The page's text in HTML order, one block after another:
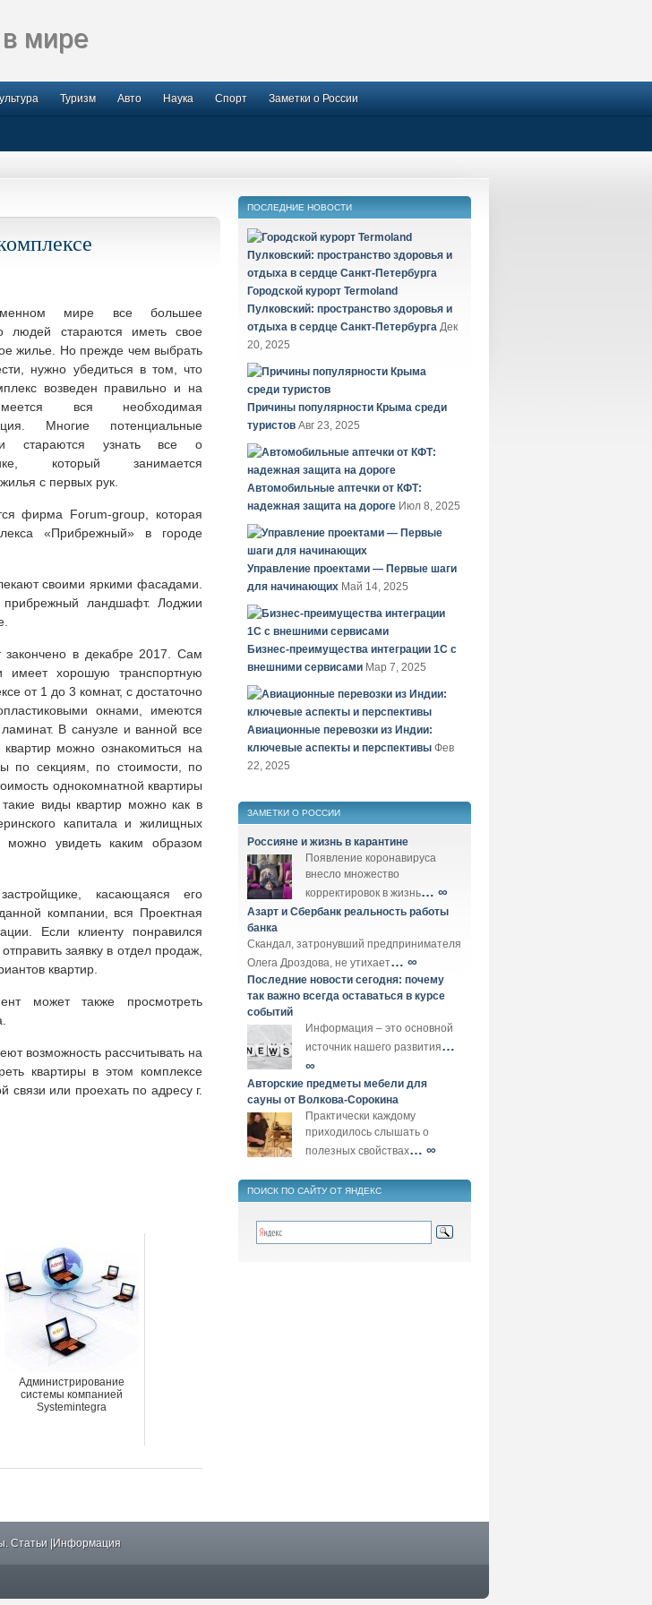
мире
Туризм Авто Наука Спорт Заметки о России
мире все большее
людей стараются иметь свое
жилье. Но прежде чем выбрать
нужно убедиться в том, что
возведен правильно и на
вся необходимая
Многие потенциальные
стараются узнать все о
который занимается
с первых рук.
фирма Forum-group, которая
«Прибрежный» в городе
своими яркими фасадами.
прибрежный ландшафт. Лоджии
закончено в декабре 2017. Сам
имеет хорошую транспортную
от 1 до 3 комнат, с достаточно
окнами, имеются
В санузле и ванной все
можно ознакомиться на
по секциям, по стоимости, по
однокомнатной квартиры
виды квартир можно как в
капитала и жилищных
увидеть каким образом
касающаяся его
компании, вся Проектная
Если клиенту понравился
заявку в отдел продаж,
квартир.
может также просмотреть
возможность рассчитывать на
квартиры в этом комплексе
связи или проехать по адресу г.
Администрирование
системы компанией
Systemintegra
ПОСЛЕДНИЕ НОВОСТИ
Городской курорт Termoland
Пулковский: пространство здоровья и
отдыха в сердце Санкт-Петербурга Дек
20, 2025
Причины популярности Крыма среди
туристов Авг 23, 2025
Автомобильные аптечки от КФТ:
надежная защита на дороге Июл 8, 2025
Управление проектами — Первые шаги
для начинающих Май 14, 2025
Бизнес-преимущества интеграции 1С с
внешними сервисами Мар 7, 2025
Авиационные перевозки из Индии:
ключевые аспекты и перспективы Фев
22, 2025
ЗАМЕТКИ О РОССИИ
Россияне и жизнь в карантине
Появление коронавируса
внесло множество
корректировок в жизнь… ∞
Азарт и Сбербанк реальность работы
банка
Скандал, затронувший предпринимателя
Олега Дроздова, не утихает… ∞
Последние новости сегодня: почему
так важно всегда оставаться в курсе
событий
Информация – это основной
источник нашего развития…
∞
Авторские предметы мебели для
сауны от Волкова-Сорокина
Практически каждому
приходилось слышать о
полезных свойствах… ∞
ПОИСК ПО САЙТУ ОТ ЯНДЕКС
Статьи |Информация